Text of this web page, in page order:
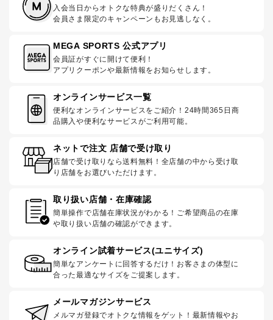
入会当日からオトクな特典が盛りだくさん！
会員さま限定のキャンペーンもお見逃しなく。
MEGA SPORTS 公式アプリ
会員証がすぐに開けて便利！
アプリクーポンや最新情報をお知らせします。
オンラインサービス一覧
便利なオンラインサービスをご紹介！24時間365日商
品購入や便利なサービスがご利用可能。
ネットで注文 店舗で受け取り
店舗で受け取りなら送料無料！全店舗の中から受け取
り店舗をお選びいただけます。
取り扱い店舗・在庫確認
簡単操作で店舗在庫状況がわかる！ご希望商品の在庫
や取り扱い店舗の確認ができます。
オンライン試着サービス(ユニサイズ)
簡単なアンケートに回答するだけ！お客さまの体型に
合った最適なサイズをご提案します。
メールマガジンサービス
メルマガ登録でオトクな情報をゲット！最新情報やお